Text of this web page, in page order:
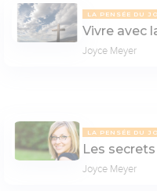
LA PENSÉE DU
Vivre avec
Joyce Meyer
LA PENSÉE DU
Les
Joyce Meyer